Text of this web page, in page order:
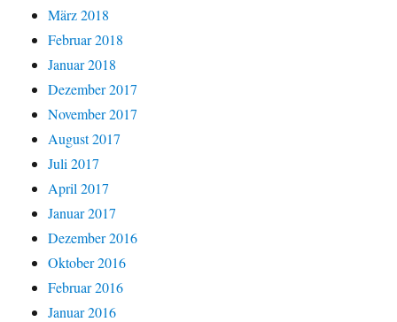
März 2018
Februar 2018
Januar 2018
Dezember 2017
November 2017
August 2017
Juli 2017
April 2017
Januar 2017
Dezember 2016
Oktober 2016
Februar 2016
Januar 2016